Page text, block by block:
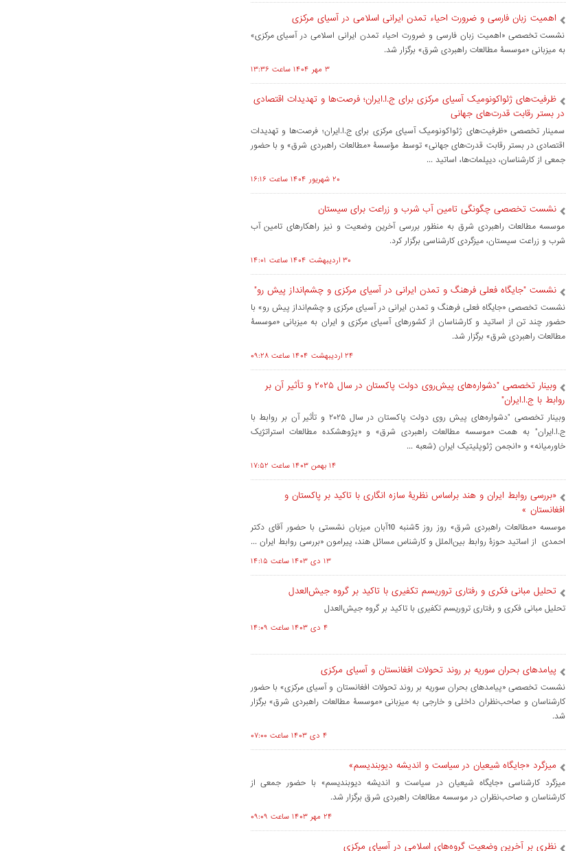
اهمیت زبان فارسی و ضرورت احیاء تمدن ایرانی اسلامی در آسیای مرکزی
نشست تخصصی «اهمیت زبان فارسی و ضرورت احیاء تمدن ایرانی اسلامی در آسیای مرکزی»
به میزبانی «موسسۀ مطالعات راهبردی شرق» برگزار شد.
۳ مهر ۱۴۰۴ ساعت ۱۳:۳۶
ظرفیت‌های ژئواکونومیک آسیای مرکزی برای ج.ا.ایران؛ فرصت‌ها و تهدیدات اقتصادی
در بستر رقابت قدرت‌های جهانی
سمینار تخصصی «ظرفیت‌های ژئواکونومیک آسیای مرکزی برای ج.ا.ایران؛ فرصت‌ها و تهدیدات
اقتصادی در بستر رقابت قدرت‌های جهانی» توسط مؤسسۀ «مطالعات راهبردی شرق» و با حضور
جمعی از کارشناسان، دیپلمات‌ها، اساتید ...
۲۰ شهريور ۱۴۰۴ ساعت ۱۶:۱۶
نشست تخصصی چگونگی تامین آب شرب و زراعت برای سیستان
موسسه مطالعات راهبردی شرق به منظور بررسی آخرین وضعیت و نیز راهکارهای تامین آب
شرب و زراعت سیستان، میزگردی کارشناسی برگزار کرد.
۳۰ ارديبهشت ۱۴۰۴ ساعت ۱۴:۰۱
نشست "جایگاه فعلی فرهنگ و تمدن ایرانی در آسیای مرکزی و چشم‌انداز پیش رو"
نشست تخصصی «جایگاه فعلی فرهنگ و تمدن ایرانی در آسیای مرکزی و چشم‌انداز پیش رو» با
حضور چند تن از اساتید و کارشناسان از کشورهای آسیای مرکزی و ایران به میزبانی «موسسۀ
مطالعات راهبردی شرق» برگزار شد.
۲۴ ارديبهشت ۱۴۰۴ ساعت ۰۹:۲۸
وبینار تخصصی "دشواره‌های پیش‌روی دولت پاکستان در سال ۲۰۲۵ و تأثیر آن بر
روابط با ج.ا.ایران"
وبینار تخصصی "دشواره‌های پیش‌ روی دولت پاکستان در سال ۲۰۲۵ و تأثیر آن بر روابط با
ج.ا.ایران" به همت «موسسه مطالعات راهبردی شرق» و «پژوهشکده مطالعات استراتژیک
خاورمیانه» و «انجمن ژئوپلیتیک ایران (شعبه ...
۱۴ بهمن ۱۴۰۳ ساعت ۱۷:۵۲
«بررسی روابط ایران و هند براساس نظریۀ سازه انگاری با تاکید بر پاکستان و
افغانستان »
موسسه «مطالعات راهبردی شرق» روز روز 5شنبه 10آبان میزبان نشستی با حضور آقای دکتر
احمدی از اساتید حوزۀ روابط بین‌الملل و کارشناس مسائل هند، پیرامون «بررسی روابط ایران ...
۱۳ دی ۱۴۰۳ ساعت ۱۴:۱۵
تحلیل مبانی فکری و رفتاری تروریسم تکفیری با تاکید بر گروه جیش‌العدل
تحلیل مبانی فکری و رفتاری تروریسم تکفیری با تاکید بر گروه جیش‌العدل
۴ دی ۱۴۰۳ ساعت ۱۴:۰۹
پیامدهای بحران سوریه بر روند تحولات افغانستان و آسیای مرکزی
نشست تخصصی «پیامدهای بحران سوریه بر روند تحولات افغانستان و آسیای مرکزی» با حضور
کارشناسان و صاحب‌نظران داخلی و خارجی به میزبانی «موسسۀ مطالعات راهبردی شرق» برگزار
شد.
۴ دی ۱۴۰۳ ساعت ۰۷:۰۰
میزگرد «جایگاه شیعیان در سیاست و اندیشه دیوبندیسم»
میزگرد کارشناسی «جایگاه شیعیان در سیاست و اندیشه دیوبندیسم» با حضور جمعی از
کارشناسان و صاحب‌نظران در موسسه مطالعات راهبردی شرق برگزار شد.
۲۴ مهر ۱۴۰۳ ساعت ۰۹:۰۹
نظری بر آخرین وضعیت گروه‌های اسلامی در آسیای مرکزی